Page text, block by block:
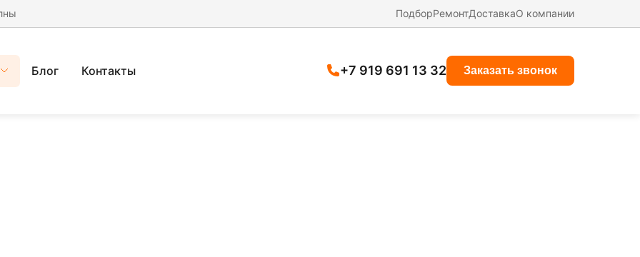
ПодборРемонтДоставкаО компании
Блог Контакты +7 919 691 13 32 Заказать звонок